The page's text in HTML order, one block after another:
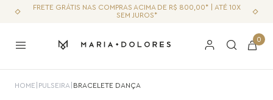
FRETE GRÁTIS NAS COMPRAS ACIMA DE R$ 800,00* | ATÉ 10X
SEM JUROS*
0
HOME PULSEIRA BRACELETE DANÇA